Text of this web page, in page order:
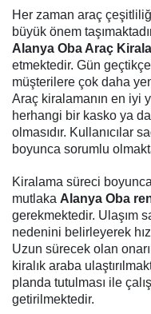
Her zaman araç
büyük önem
Alanya Oba Araç
etmektedir. Gün
müşterilere çok daha
Araç kiralamanın en iyi
herhangi bir kasko ya
olmasıdır. Kullanıcılar
boyunca sorumlu
Kiralama süreci
mutlaka Alanya Oba
gerekmektedir. Ulaşım
nedenini belirleyerek
Uzun sürecek olan
kiralık araba
planda tutulması ile
getirilmektedir.